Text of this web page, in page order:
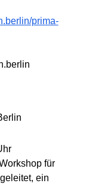
prima-
für
ein